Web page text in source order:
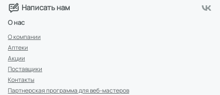
Написать нам
О нас
О компании
Аптеки
Акции
Поставщики
Контакты
Партнерская программа для веб-мастеров